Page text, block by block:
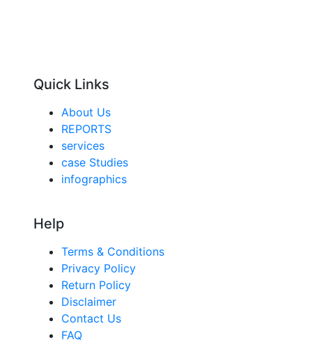
Quick Links
About Us
REPORTS
services
case Studies
infographics
Help
Terms & Conditions
Privacy Policy
Return Policy
Disclaimer
Contact Us
FAQ